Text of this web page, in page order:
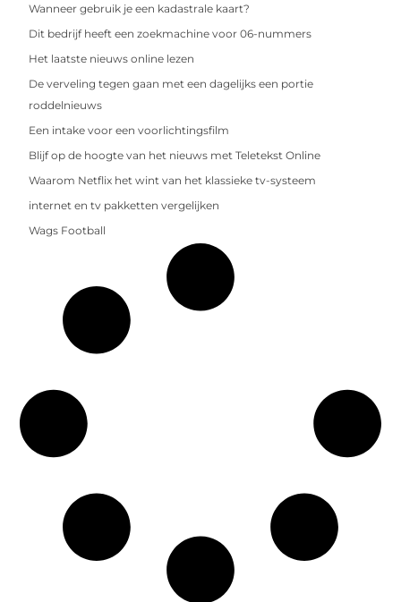
Wanneer gebruik je een kadastrale kaart?
Dit bedrijf heeft een zoekmachine voor 06-nummers
Het laatste nieuws online lezen
De verveling tegen gaan met een dagelijks een portie
roddelnieuws
Een intake voor een voorlichtingsfilm
Blijf op de hoogte van het nieuws met Teletekst Online
Waarom Netflix het wint van het klassieke tv-systeem
internet en tv pakketten vergelijken
Wags Football